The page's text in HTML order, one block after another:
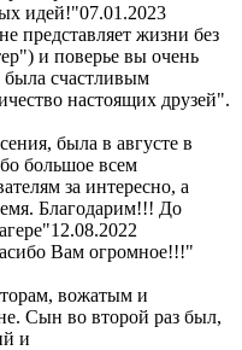
идей!"07.01.2023
представляет жизни без
и поверье вы очень
была счастливым
настоящих друзей".
была в августе в
большое всем
за интересно, а
Благодарим!!! До
12.08.2022
Вам огромное!!!"
вожатым и
Сын во второй раз был,
и